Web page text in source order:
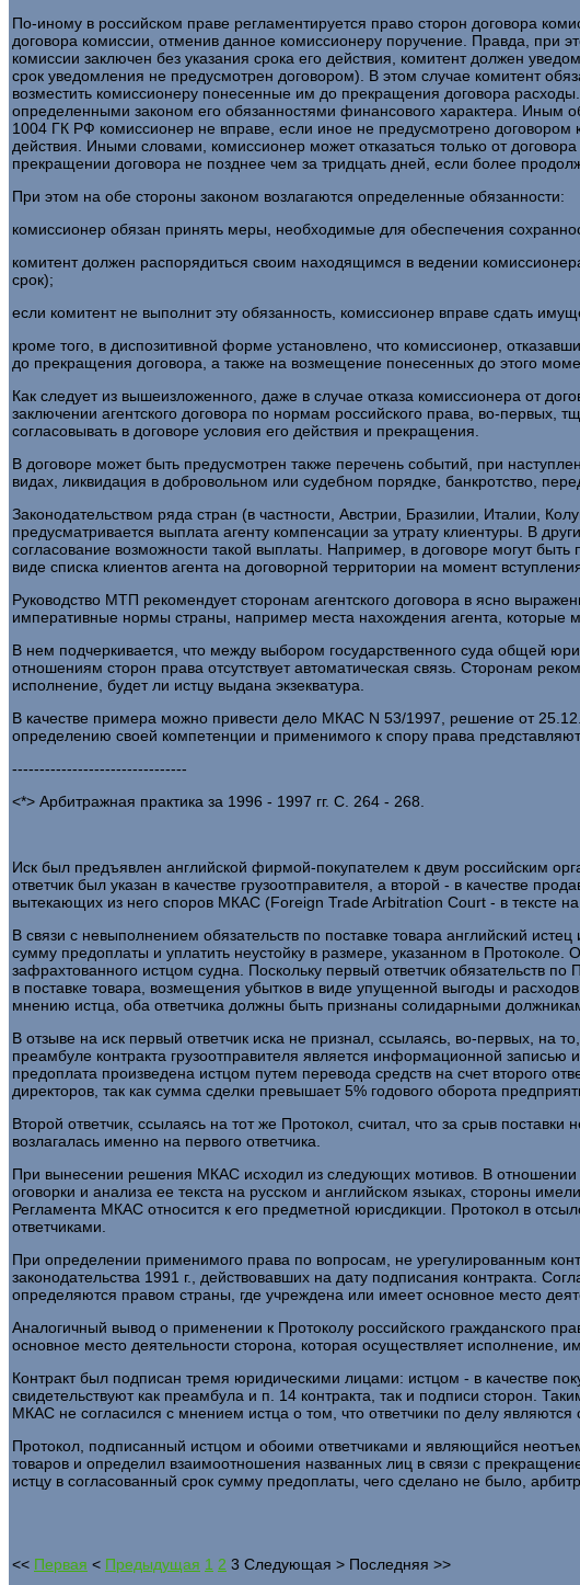
По-иному в российском праве регламентируется право сторон договора
договора комиссии, отменив данное комиссионеру поручение. Правда, при
комиссии заключен без указания срока его действия, комитент должен
срок уведомления не предусмотрен договором). В этом случае комитент
возместить комиссионеру понесенные им до прекращения договора
определенными законом его обязанностями финансового характера. Иным
1004 ГК РФ комиссионер не вправе, если иное не предусмотрено договором
действия. Иными словами, комиссионер может отказаться только от
прекращении договора не позднее чем за тридцать дней, если более
При этом на обе стороны законом возлагаются определенные обязанности:
комиссионер обязан принять меры, необходимые для обеспечения
комитент должен распорядиться своим находящимся в ведении
срок);
если комитент не выполнит эту обязанность, комиссионер вправе сдать
кроме того, в диспозитивной форме установлено, что комиссионер,
до прекращения договора, а также на возмещение понесенных до этого
Как следует из вышеизложенного, даже в случае отказа комиссионера от
заключении агентского договора по нормам российского права, во-первых,
согласовывать в договоре условия его действия и прекращения.
В договоре может быть предусмотрен также перечень событий, при
видах, ликвидация в добровольном или судебном порядке, банкротство,
Законодательством ряда стран (в частности, Австрии, Бразилии, Италии,
предусматривается выплата агенту компенсации за утрату клиентуры. В
согласование возможности такой выплаты. Например, в договоре могут
виде списка клиентов агента на договорной территории на момент
Руководство МТП рекомендует сторонам агентского договора в ясно
императивные нормы страны, например места нахождения агента, которые
В нем подчеркивается, что между выбором государственного суда общей
отношениям сторон права отсутствует автоматическая связь. Сторонам
исполнение, будет ли истцу выдана экзекватура.
В качестве примера можно привести дело МКАС N 53/1997, решение от
определению своей компетенции и применимого к спору права представляют
--------------------------------
<*> Арбитражная практика за 1996 - 1997 гг. С. 264 - 268.
Иск был предъявлен английской фирмой-покупателем к двум российским
ответчик был указан в качестве грузоотправителя, а второй - в качестве
вытекающих из него споров МКАС (Foreign Trade Arbitration Court - в тексте
В связи с невыполнением обязательств по поставке товара английский
сумму предоплаты и уплатить неустойку в размере, указанном в Протоколе.
зафрахтованного истцом судна. Поскольку первый ответчик обязательств
в поставке товара, возмещения убытков в виде упущенной выгоды и
мнению истца, оба ответчика должны быть признаны солидарными
В отзыве на иск первый ответчик иска не признал, ссылаясь, во-первых, на
преамбуле контракта грузоотправителя является информационной записью
предоплата произведена истцом путем перевода средств на счет второго
директоров, так как сумма сделки превышает 5% годового оборота
Второй ответчик, ссылаясь на тот же Протокол, считал, что за срыв поставки
возлагалась именно на первого ответчика.
При вынесении решения МКАС исходил из следующих мотивов. В отношении
оговорки и анализа ее текста на русском и английском языках, стороны
Регламента МКАС относится к его предметной юрисдикции. Протокол в
ответчиками.
При определении применимого права по вопросам, не урегулированным
законодательства 1991 г., действовавших на дату подписания контракта.
определяются правом страны, где учреждена или имеет основное место
Аналогичный вывод о применении к Протоколу российского гражданского
основное место деятельности сторона, которая осуществляет
Контракт был подписан тремя юридическими лицами: истцом - в качестве
свидетельствуют как преамбула и п. 14 контракта, так и подписи сторон.
МКАС не согласился с мнением истца о том, что ответчики по делу
Протокол, подписанный истцом и обоими ответчиками и являющийся
товаров и определил взаимоотношения названных лиц в связи с
истцу в согласованный срок сумму предоплаты, чего сделано не было,
<< Первая < Предыдущая 1 2 3 Следующая > Последняя >>